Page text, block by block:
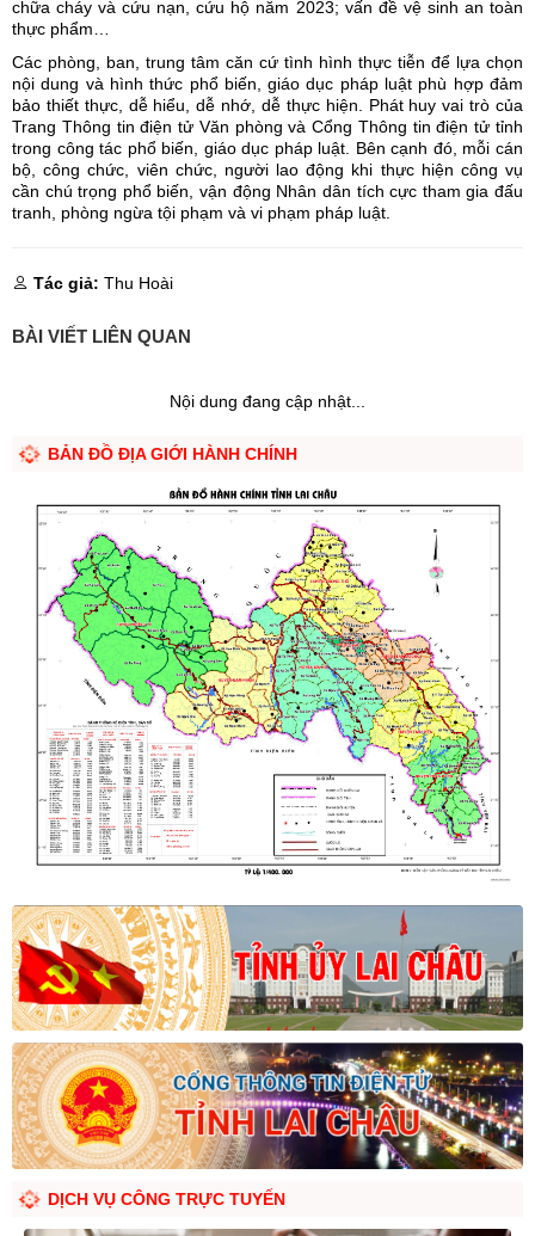
chữa cháy và cứu nạn, cứu hộ năm 2023; vấn đề vệ sinh an toàn
thực phẩm…
Các phòng, ban, trung tâm căn cứ tình hình thực tiễn để lựa chọn
nội dung và hình thức phổ biến, giáo dục pháp luật phù hợp đảm
bảo thiết thực, dễ hiểu, dễ nhớ, dễ thực hiện. Phát huy vai trò của
Trang Thông tin điện tử Văn phòng và Cổng Thông tin điện tử tỉnh
trong công tác phổ biến, giáo dục pháp luật. Bên cạnh đó, mỗi cán
bộ, công chức, viên chức, người lao động khi thực hiện công vụ
cần chú trọng phổ biến, vận động Nhân dân tích cực tham gia đấu
tranh, phòng ngừa tội phạm và vi phạm pháp luật.
Tác giả: Thu Hoài
BÀI VIẾT LIÊN QUAN
Nội dung đang cập nhật...
BẢN ĐỒ ĐỊA GIỚI HÀNH CHÍNH
DỊCH VỤ CÔNG TRỰC TUYẾN